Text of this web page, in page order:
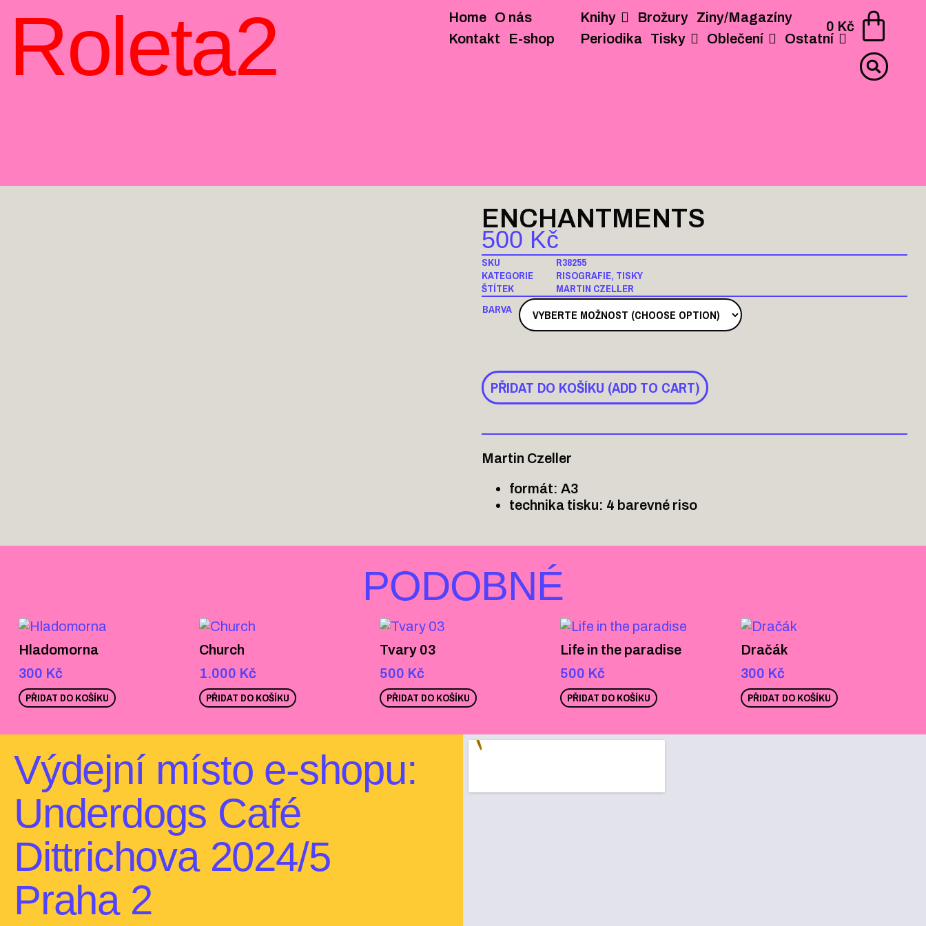
Roleta2 Home O nás
Kontakt
E-shop
Knihy Brožury Ziny/Magazíny
Periodika Tisky Oblečení Ostatní
0 Kč
Roleta2 KNIHY BROŽURY ZINY/MAGAZÍNY PERIODIKA TISKY OBLEČENÍ OSTATNÍ
ENCHANTMENTS
500 Kč
SKU
R38255
KATEGORIE
RISOGRAFIE, TISKY
ŠTÍTEK
MARTIN CZELLER
BARVA
PŘIDAT DO KOŠÍKU (ADD TO CART)
Martin Czeller
formát: A3
technika tisku: 4 barevné riso
PODOBNÉ
Hladomorna
300 Kč
PŘIDAT DO KOŠÍKU
Church
1.000 Kč
PŘIDAT DO KOŠÍKU
Tvary 03
500 Kč
PŘIDAT DO KOŠÍKU
Life in the paradise
500 Kč
PŘIDAT DO KOŠÍKU
Dračák
300 Kč
PŘIDAT DO KOŠÍKU
Výdejní místo e‑shopu:
Underdogs Café
Dittrichova 2024/5
Praha 2